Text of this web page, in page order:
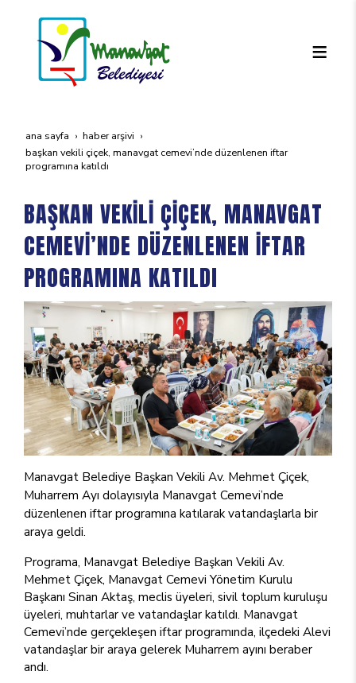
ana sayfa
haber arşivi
başkan veki̇li̇ çi̇çek, manavgat cemevi̇’nde düzenlenen i̇ftar
programina katildi
BAŞKAN VEKİLİ ÇİÇEK, MANAVGAT
CEMEVİ’NDE DÜZENLENEN İFTAR
PROGRAMINA KATILDI
Manavgat Belediye Başkan Vekili Av. Mehmet Çiçek,
Muharrem Ayı dolayısıyla Manavgat Cemevi’nde
düzenlenen iftar programına katılarak vatandaşlarla bir
araya geldi.
Programa, Manavgat Belediye Başkan Vekili Av.
Mehmet Çiçek, Manavgat Cemevi Yönetim Kurulu
Başkanı Sinan Aktaş, meclis üyeleri, sivil toplum kuruluşu
üyeleri, muhtarlar ve vatandaşlar katıldı. Manavgat
Cemevi’nde gerçekleşen iftar programında, ilçedeki Alevi
vatandaşlar bir araya gelerek Muharrem ayını beraber
andı.